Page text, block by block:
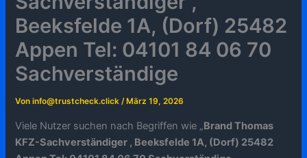
Beeksfelde 1A, (Dorf) 25482
Appen Tel: 04101 84 06 70
Sachverständige
Voninfo@trustcheck.click/ März 19, 2026
Viele Nutzer suchen nach Begriffen wie „Brand Thomas
KFZ-Sachverständiger , Beeksfelde 1A, (Dorf) 25482